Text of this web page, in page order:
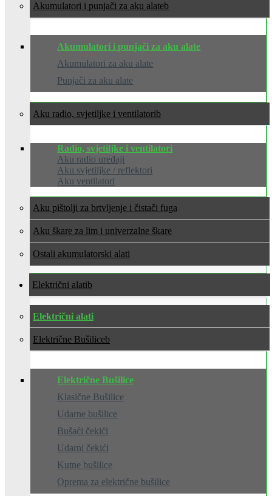
Akumulatori i punjači za aku alate
Akumulatori i punjači za aku alate
Akumulatori za aku alate
Punjači za aku alate
Aku radio, svjetiljke i ventilatori
Radio, svjetiljke i ventilatori
Aku radio uređaji
Aku svjetiljke / reflektori
Aku ventilatori
Aku pištolji za brtvljenje i čistači fuga
Aku škare za lim i univerzalne škare
Ostali akumulatorski alati
Električni alati
Električni alati
Električne Bušilice
Električne Bušilice
Klasične Bušilice
Udarne bušilice
Bušaći čekići
Udarni čekići
Kutne bušilice
Oprema za električne bušilice